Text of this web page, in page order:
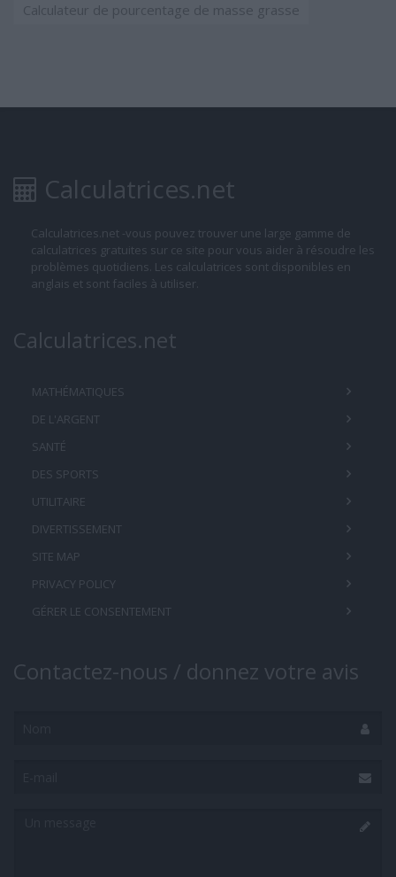
Calculateur de pourcentage de masse grasse
Calculatrices.net
Calculatrices.net -vous pouvez trouver une large gamme de
calculatrices gratuites sur ce site pour vous aider à résoudre les
problèmes quotidiens. Les calculatrices sont disponibles en
anglais et sont faciles à utiliser.
Calculatrices.net
MATHÉMATIQUES
DE L'ARGENT
SANTÉ
DES SPORTS
UTILITAIRE
DIVERTISSEMENT
SITE MAP
PRIVACY POLICY
GÉRER LE CONSENTEMENT
Contactez-nous / donnez votre avis